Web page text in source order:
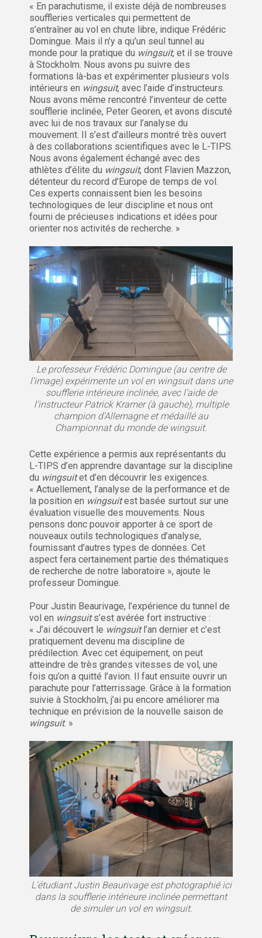
« En parachutisme, il existe déjà de nombreuses
souffleries verticales qui permettent de
s’entraîner au vol en chute libre, indique Frédéric
Domingue. Mais il n’y a qu’un seul tunnel au
monde pour la pratique du wingsuit, et il se trouve
à Stockholm. Nous avons pu suivre des
formations là-bas et expérimenter plusieurs vols
intérieurs en wingsuit, avec l’aide d’instructeurs.
Nous avons même rencontré l’inventeur de cette
soufflerie inclinée, Peter Georen, et avons discuté
avec lui de nos travaux sur l’analyse du
mouvement. Il s’est d’ailleurs montré très ouvert
à des collaborations scientifiques avec le L-TIPS.
Nous avons également échangé avec des
athlètes d’élite du wingsuit, dont Flavien Mazzon,
détenteur du record d’Europe de temps de vol.
Ces experts connaissent bien les besoins
technologiques de leur discipline et nous ont
fourni de précieuses indications et idées pour
orienter nos activités de recherche. »
Le professeur Frédéric Domingue (au centre de
l’image) expérimente un vol en wingsuit dans une
soufflerie intérieure inclinée, avec l’aide de
l’instructeur Patrick Kramer (à gauche), multiple
champion d’Allemagne et médaillé au
Championnat du monde de wingsuit.
Cette expérience a permis aux représentants du
L-TIPS d’en apprendre davantage sur la discipline
du wingsuitet d’en découvrir les exigences.
« Actuellement, l’analyse de la performance et de
la position en wingsuitest basée surtout sur une
évaluation visuelle des mouvements. Nous
pensons donc pouvoir apporter à ce sport de
nouveaux outils technologiques d’analyse,
fournissant d’autres types de données. Cet
aspect fera certainement partie des thématiques
de recherche de notre laboratoire », ajoute le
professeur Domingue.
Pour Justin Beaurivage, l’expérience du tunnel de
vol en wingsuits’est avérée fort instructive :
« J’ai découvert le wingsuitl’an dernier et c’est
pratiquement devenu ma discipline de
prédilection. Avec cet équipement, on peut
atteindre de très grandes vitesses de vol, une
fois qu’on a quitté l’avion. Il faut ensuite ouvrir un
parachute pour l’atterrissage. Grâce à la formation
suivie à Stockholm, j’ai pu encore améliorer ma
technique en prévision de la nouvelle saison de
wingsuit. »
L’étudiant Justin Beaurivage est photographié ici
dans la soufflerie intérieure inclinée permettant
de simuler un vol en wingsuit.